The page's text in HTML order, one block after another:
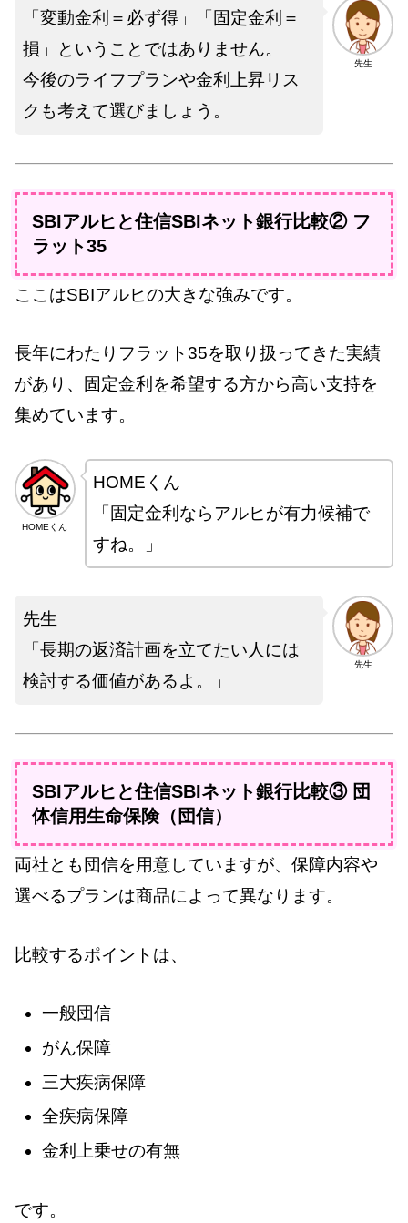
先生
「変動金利＝必ず得」「固定金利＝
損」ということではありません。
今後のライフプランや金利上昇リス
クも考えて選びましょう。
SBIアルヒと住信SBIネット銀行比較② フ
ラット35
ここはSBIアルヒの大きな強みです。
長年にわたりフラット35を取り扱ってきた実績
があり、固定金利を希望する方から高い支持を
集めています。
HOMEくん
HOMEくん
「固定金利ならアルヒが有力候補で
すね。」
先生
先生
「長期の返済計画を立てたい人には
検討する価値があるよ。」
SBIアルヒと住信SBIネット銀行比較③ 団
体信用生命保険（団信）
両社とも団信を用意していますが、保障内容や
選べるプランは商品によって異なります。
比較するポイントは、
一般団信
がん保障
三大疾病保障
全疾病保障
金利上乗せの有無
です。